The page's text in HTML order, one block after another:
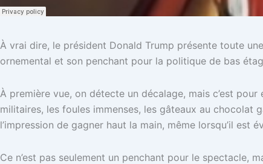
À vrai dire, le président Donald Trump présente toute
ornemental et son penchant pour la politique de bas
À première vue, on détecte un décalage, mais c’est
militaires, les foules immenses, les gâteaux au chocolat
l’impression de gagner haut la main, même lorsqu’il est
Ce n’est pas seulement un penchant pour le spectacle,